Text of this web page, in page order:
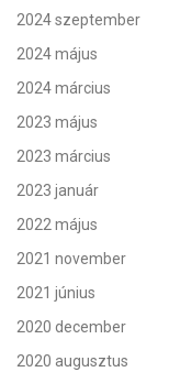
2024 szeptember
2024 május
2024 március
2023 május
2023 március
2023 január
2022 május
2021 november
2021 június
2020 december
2020 augusztus